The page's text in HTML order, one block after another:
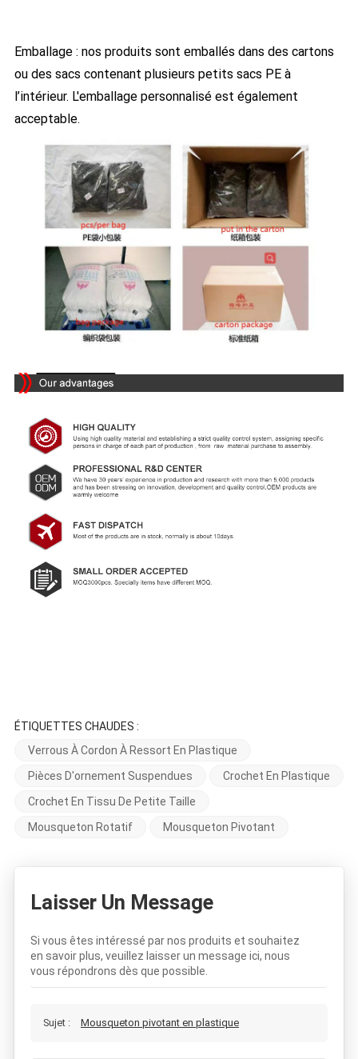
Emballage : nos produits sont emballés dans des cartons
ou des sacs contenant plusieurs petits sacs PE à
l’intérieur. L'emballage personnalisé est également
acceptable.
ÉTIQUETTES CHAUDES :
Verrous À Cordon À Ressort En Plastique
Pièces D'ornement Suspendues
Crochet En Plastique
Crochet En Tissu De Petite Taille
Mousqueton Rotatif
Mousqueton Pivotant
Laisser Un Message
Si vous êtes intéressé par nos produits et souhaitez
en savoir plus, veuillez laisser un message ici, nous
vous répondrons dès que possible.
Sujet : Mousqueton pivotant en plastique